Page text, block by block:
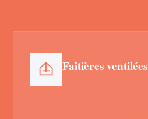
Faîtières ventilées